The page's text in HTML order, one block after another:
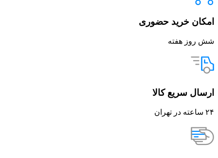
امکان خرید حضوری
شش روز هفته
ارسال سریع کالا
۲۴ ساعته در تهران